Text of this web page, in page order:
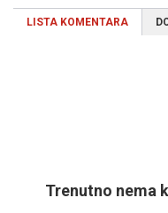
LISTA KOMENTARA
Trenutno nema